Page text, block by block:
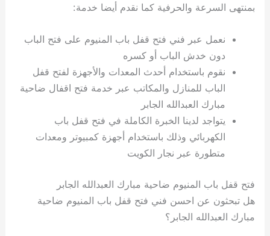
بمنتهى السرعة والحرفية كما نقدم أيضا خدمة:
نعمل عبر فني فتح قفل باب المنيوم على فتح الباب
دون خدش الباب أو كسره
نقوم باستخدام أحدث المعدات والأجهزة لفتح قفل
الباب للمنازل والمكاتب عبر خدمة فتح اقفال ضاحية
مبارك العبدالله الجابر
يتواجد لدينا الخبرة الكاملة في فتح قفل باب
الكهربائي وذلك باستخدام أجهزة كمبيوتر ومعدات
متطورة عبر نجار الكويت
فتح قفل باب المنيوم ضاحية مبارك العبدالله الجابر
هل تبحثون عن احسن فني فتح قفل باب المنيوم ضاحية
مبارك العبدالله الجابر؟